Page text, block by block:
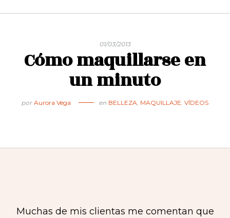
01/03/2013
Cómo maquillarse en
un minuto
por Aurora Vega en BELLEZA, MAQUILLAJE, VÍDEOS
Muchas de mis clientas me comentan que